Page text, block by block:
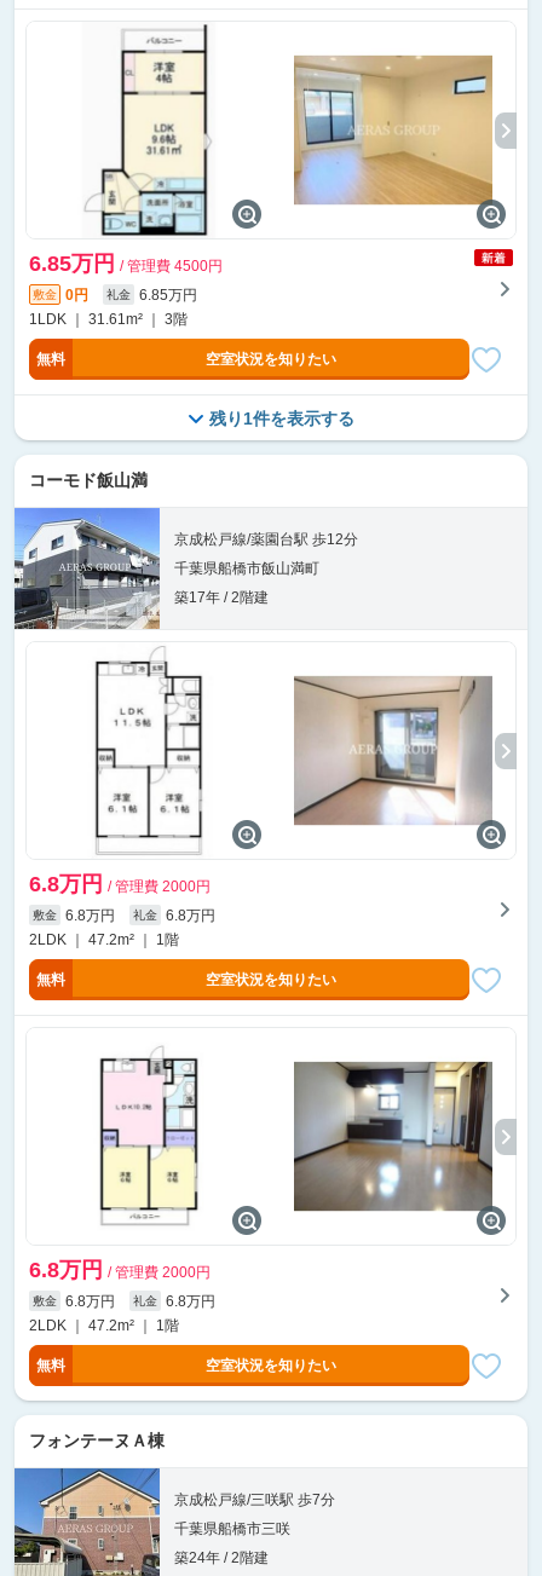
6.85万円 / 管理費 4500円
敷金 0円 礼金
6.85万円
1LDK ｜ 31.61m² ｜ 3階
無料 空室状況を知りたい
残り1件を表示する
コーモド飯山満
京成松戸線/薬園台駅 歩12分
千葉県船橋市飯山満町
築17年 / 2階建
6.8万円 / 管理費 2000円
敷金 6.8万円 礼金
6.8万円
2LDK ｜ 47.2m² ｜ 1階
無料 空室状況を知りたい
6.8万円 / 管理費 2000円
敷金 6.8万円 礼金
6.8万円
2LDK ｜ 47.2m² ｜ 1階
無料 空室状況を知りたい
フォンテーヌＡ棟
京成松戸線/三咲駅 歩7分
千葉県船橋市三咲
築24年 / 2階建